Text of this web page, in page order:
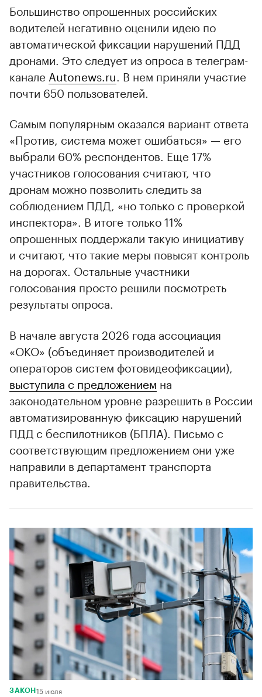
Большинство опрошенных российских
водителей негативно оценили идею по
автоматической фиксации нарушений ПДД
дронами. Это следует из опроса в телеграм-
канале Autonews.ru . В нем приняли участие
почти 650 пользователей.
Самым популярным оказался вариант ответа
«Против, система может ошибаться» — его
выбрали 60% респондентов. Еще 17%
участников голосования считают, что
дронам можно позволить следить за
соблюдением ПДД, «но только с проверкой
инспектора». В итоге только 11%
опрошенных поддержали такую инициативу
и считают, что такие меры повысят контроль
на дорогах. Остальные участники
голосования просто решили посмотреть
результаты опроса.
00:00 / 00:00
В начале августа 2026 года ассоциация
«ОКО» (объединяет производителей и
операторов систем фотовидеофиксации),
выступила с предложением на
законодательном уровне разрешить в России
автоматизированную фиксацию нарушений
ПДД с беспилотников (БПЛА). Письмо с
соответствующим предложением они уже
направили в департамент транспорта
правительства.
ЗАКОН 15 июля